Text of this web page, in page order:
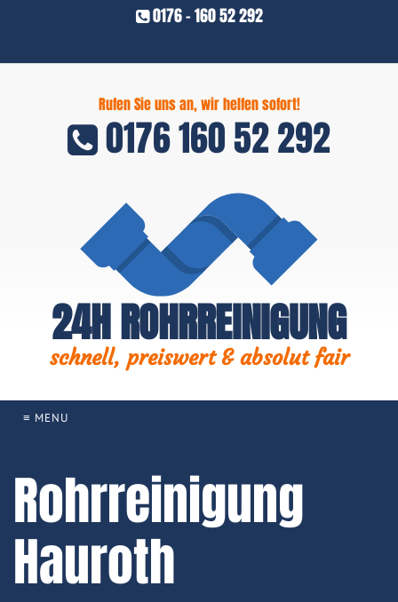
0176 - 160 52 292
Rufen Sie uns an, wir helfen sofort!
0176 160 52 292
24H ROHRREINIGUNG
schnell, preiswert & absolut fair
≡ MENU
Rohrreinigung
Hauroth